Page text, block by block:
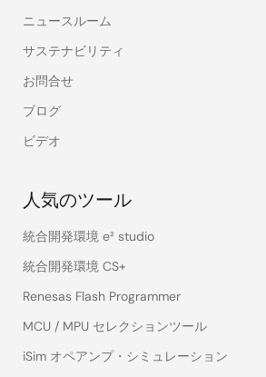
ニュースルーム
サステナビリティ
お問合せ
ブログ
ビデオ
人気のツール
統合開発環境 e² studio
統合開発環境 CS+
Renesas Flash Programmer
MCU / MPU セレクションツール
iSim オペアンプ・シミュレーション